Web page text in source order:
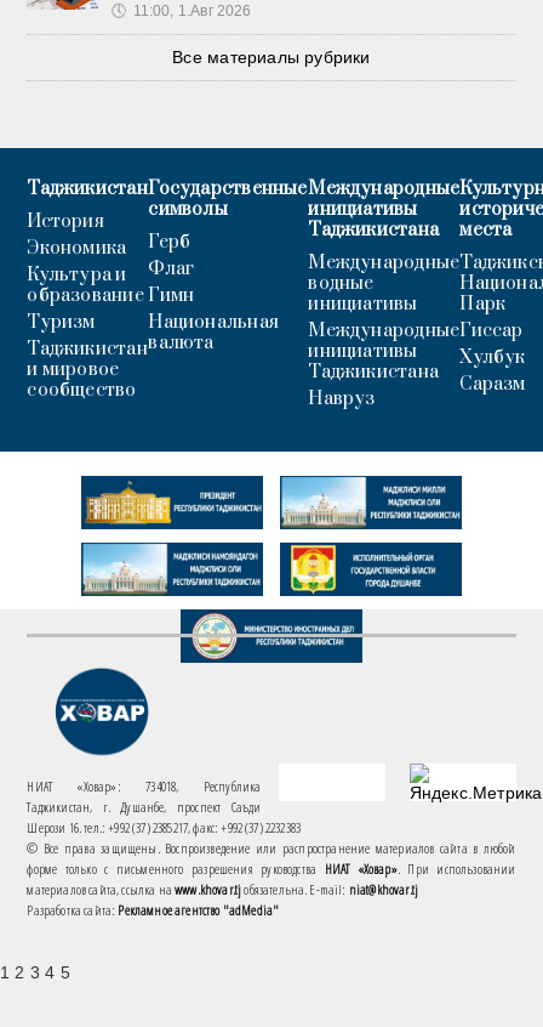
🕔 11:00, 1.Авг 2026
Все материалы рубрики
Таджикистан
История
Экономика
Культура и
образование
Туризм
Таджикистан
и мировое
сообщество
Государственные
символы
Герб
Флаг
Гимн
Национальная
валюта
Международные
инициативы
Таджикистана
Международные
водные
инициативы
Международные
инициативы
Таджикистана
Навруз
места
Парк
Гиссар
Хулбук
Саразм
НИАТ «Ховар»: 734018, Республика
Таджикистан, г. Душанбе, проспект Саъди
Шерози 16. тел.: +992 (37) 2385217, факс: +992 (37) 2232383
© Все права защищены. Воспроизведение или распространение материалов сайта в любой
форме только с письменного разрешения руководства НИАТ «Ховар». При использовании
материалов сайта, ссылка наwww.khovar.tjобязательна. E-mail: niat@khovar.tj
Разработка сайта: Рекламное агентство "adMedia"
1 2 3 4 5